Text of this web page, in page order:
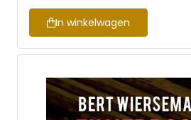
In winkelwagen